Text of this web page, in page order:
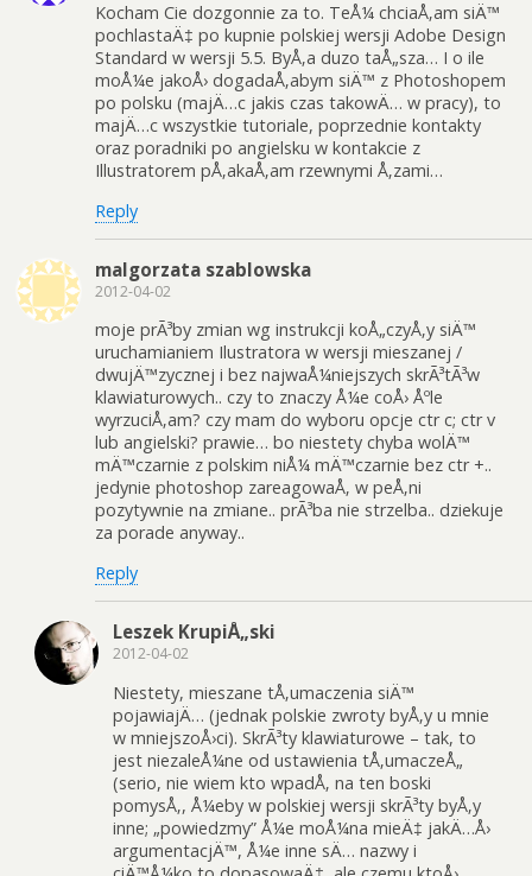
Kocham Cie dozgonnie za to. TeÅ¼ chciaÅ‚am siÄ™
pochlastaÄ‡ po kupnie polskiej wersji Adobe Design
Standard w wersji 5.5. ByÅ‚a duzo taÅ„sza… I o ile
moÅ¼e jakoÅ› dogadaÅ‚abym siÄ™ z Photoshopem
po polsku (majÄ…c jakis czas takowÄ… w pracy), to
majÄ…c wszystkie tutoriale, poprzednie kontakty
oraz poradniki po angielsku w kontakcie z
Illustratorem pÅ‚akaÅ‚am rzewnymi Å‚zami…
Reply
malgorzata szablowska
2012-04-02
moje prÃ³by zmian wg instrukcji koÅ„czyÅ‚y siÄ™
uruchamianiem Ilustratora w wersji mieszanej /
dwujÄ™zycznej i bez najwaÅ¼niejszych skrÃ³tÃ³w
klawiaturowych.. czy to znaczy Å¼e coÅ› Åºle
wyrzuciÅ‚am? czy mam do wyboru opcje ctr c; ctr v
lub angielski? prawie… bo niestety chyba wolÄ™
mÄ™czarnie z polskim niÅ¼ mÄ™czarnie bez ctr +..
jedynie photoshop zareagowaÅ‚ w peÅ‚ni
pozytywnie na zmiane.. prÃ³ba nie strzelba.. dziekuje
za porade anyway..
Reply
Leszek KrupiÅ„ski
2012-04-02
Niestety, mieszane tÅ‚umaczenia siÄ™
pojawiajÄ… (jednak polskie zwroty byÅ‚y u mnie
w mniejszoÅ›ci). SkrÃ³ty klawiaturowe – tak, to
jest niezaleÅ¼ne od ustawienia tÅ‚umaczeÅ„
(serio, nie wiem kto wpadÅ‚ na ten boski
pomysÅ‚, Å¼eby w polskiej wersji skrÃ³ty byÅ‚y
inne; „powiedzmy” Å¼e moÅ¼na mieÄ‡ jakÄ…Å›
argumentacjÄ™, Å¼e inne sÄ… nazwy i